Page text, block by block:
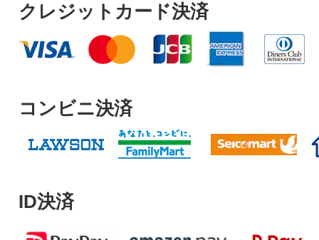
クレジットカード決済
コンビニ決済
ID決済